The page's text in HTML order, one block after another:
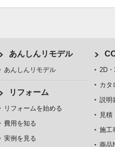
あんしんリモデル
あんしんリモデル
リフォーム
リフォームを始める
費用を知る
実例を見る
2D
カタ
説明
見積
施工
商品